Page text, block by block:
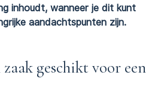
inhoudt, wanneer je dit kunt
aandachtspunten zijn.
geschikt voor een